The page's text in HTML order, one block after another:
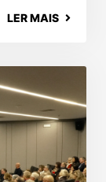
LER MAIS